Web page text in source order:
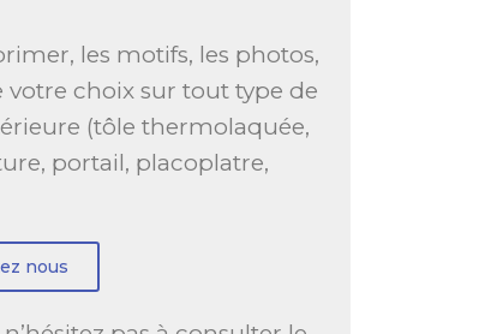
les motifs, les photos,
votre choix sur tout type de
(tôle thermolaquée,
portail, placoplatre,
nous